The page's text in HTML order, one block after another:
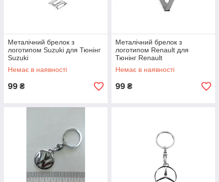
Металічний брелок з
логотипом Suzuki для Тюнінг
Suzuki
Немає в наявності
99 ₴
Металічний брелок з
логотипом Renault для
Тюнінг Renault
Немає в наявності
99 ₴